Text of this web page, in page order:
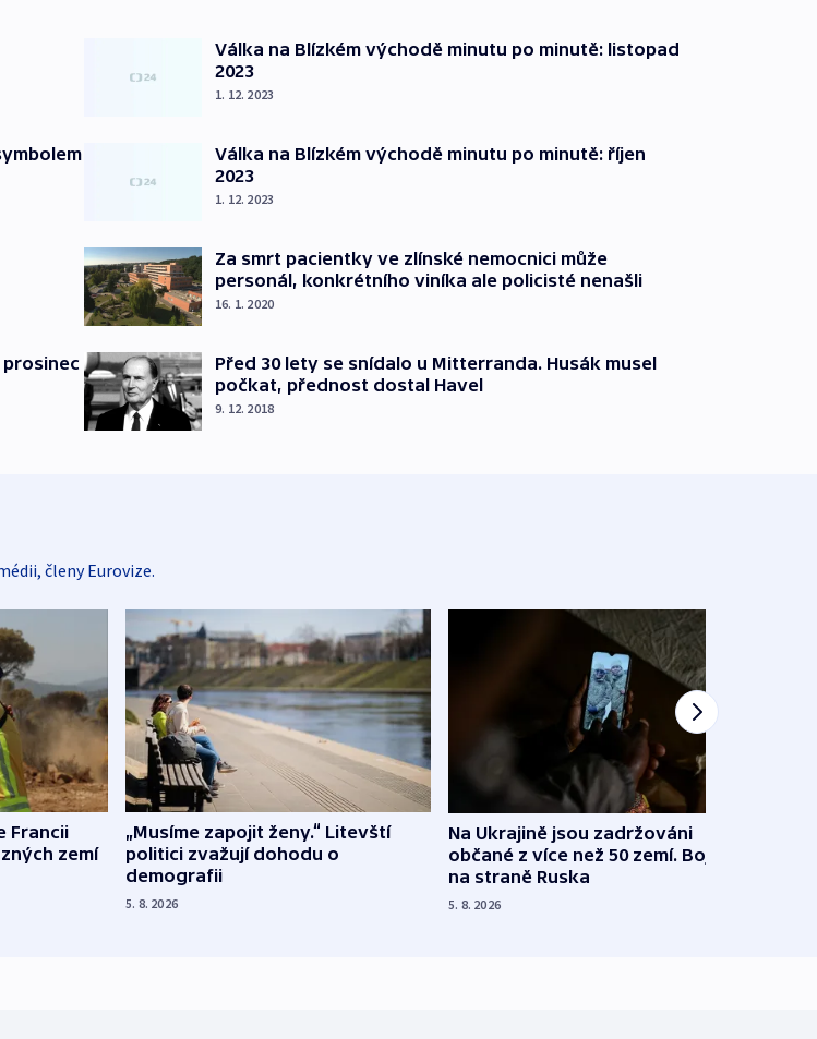
prosinec
Válka na Blízkém východě minutu po minutě: listopad
2023
1. 12. 2023
Válka na Blízkém východě minutu po minutě: říjen
2023
1. 12. 2023
Za smrt pacientky ve zlínské nemocnici může
personál, konkrétního viníka ale policisté nenašli
16. 1. 2020
Před 30 lety se snídalo u Mitterranda. Husák musel
počkat, přednost dostal Havel
9. 12. 2018
členy Eurovize.
Francii
zemí
„Musíme zapojit ženy.“ Litevští
politici zvažují dohodu o
demografii
5. 8. 2026
Na Ukrajině jsou zadržováni
občané z více než 50 zemí. Bojovali
na straně Ruska
5. 8. 2026